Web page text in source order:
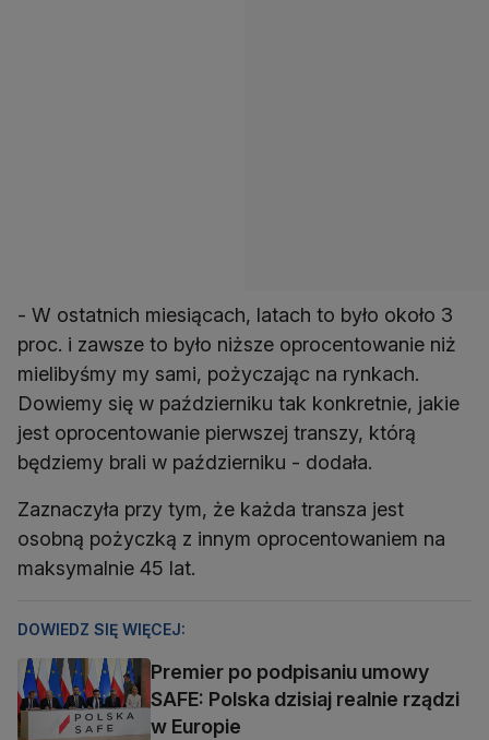
- W ostatnich miesiącach, latach to było około 3
proc. i zawsze to było niższe oprocentowanie niż
mielibyśmy my sami, pożyczając na rynkach.
Dowiemy się w październiku tak konkretnie, jakie
jest oprocentowanie pierwszej transzy, którą
będziemy brali w październiku - dodała.
Zaznaczyła przy tym, że każda transza jest
osobną pożyczką z innym oprocentowaniem na
maksymalnie 45 lat.
DOWIEDZ SIĘ WIĘCEJ:
Premier po podpisaniu umowy
SAFE: Polska dzisiaj realnie rządzi
w Europie